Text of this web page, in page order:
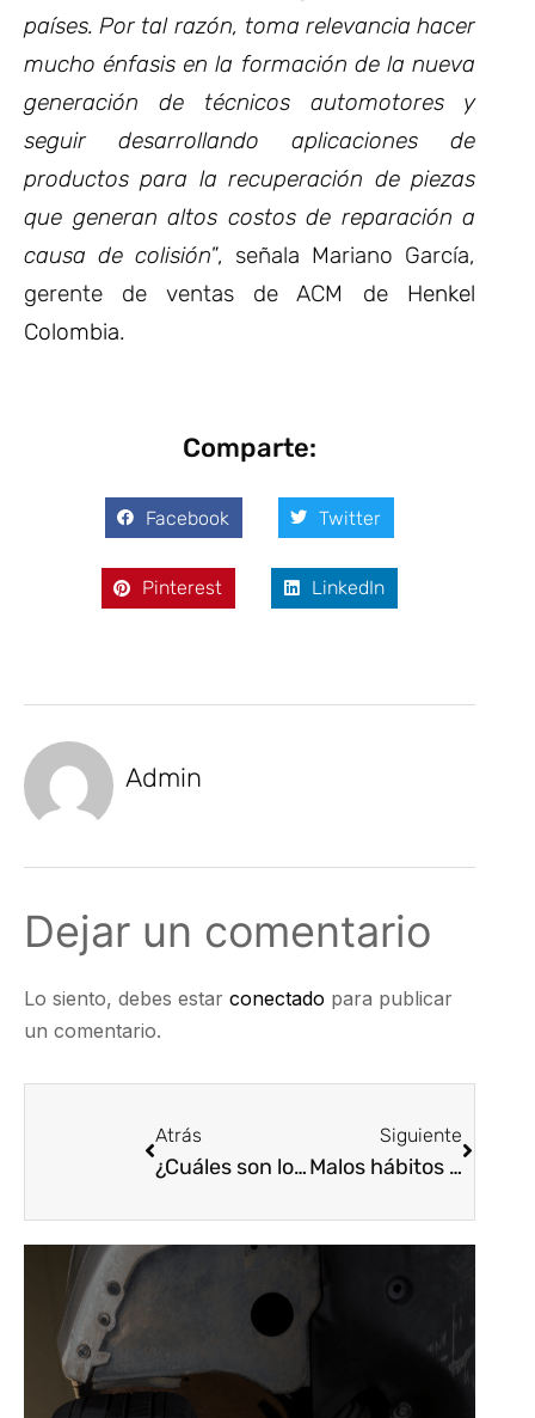
países. Por tal razón, toma relevancia hacer
mucho énfasis en la formación de la nueva
generación de técnicos automotores y
seguir desarrollando aplicaciones de
productos para la recuperación de piezas
que generan altos costos de reparación a
causa de colisión”, señala Mariano García,
gerente de ventas de ACM de Henkel
Colombia.
Comparte:
Facebook Twitter
Pinterest LinkedIn
Admin
Dejar un comentario
Lo siento, debes estar conectado para publicar
un comentario.
Atrás
¿Cuáles son los tipos de suspensión más comunes?
Siguiente
Malos hábitos que pueden dañar el clutch o embrague de su auto